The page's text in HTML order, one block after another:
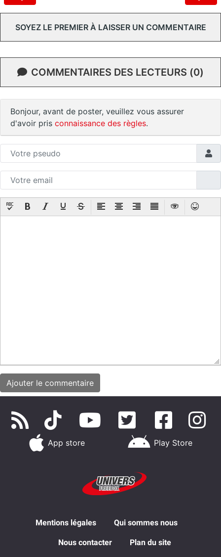
SOYEZ LE PREMIER À LAISSER UN COMMENTAIRE
COMMENTAIRES DES LECTEURS (0)
Bonjour, avant de poster, veuillez vous assurer
d'avoir pris connaissance des règles.
App store Play Store
Mentions légales Qui sommes nous
Nous contacter Plan du site